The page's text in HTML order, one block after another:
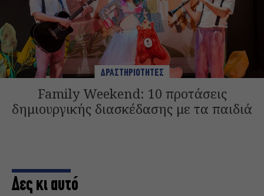
ΔΡΑΣΤΗΡΙΟΤΗΤΕΣ
Family Weekend: 10 προτάσεις
δημιουργικής διασκέδασης με τα παιδιά
Δες κι αυτό